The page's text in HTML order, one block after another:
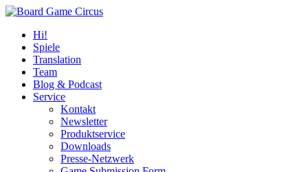
Hi!
Spiele
Translation
Team
Blog & Podcast
Service
Kontakt
Newsletter
Produktservice
Downloads
Presse-Netzwerk